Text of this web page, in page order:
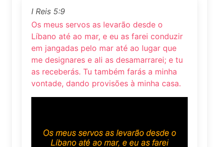
I Reis 5:9
Os meus servos as levarão desde o
Líbano até ao mar, e eu as farei conduzir
em jangadas pelo mar até ao lugar que
me designares e ali as desamarrarei; e tu
as receberás. Tu também farás a minha
vontade, dando provisões à minha casa.